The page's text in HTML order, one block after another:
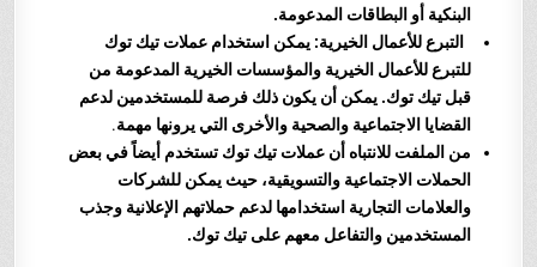
البنكية أو البطاقات المدعومة.
التبرع للأعمال الخيرية: يمكن استخدام عملات تيك توك
للتبرع للأعمال الخيرية والمؤسسات الخيرية المدعومة من
قبل تيك توك. يمكن أن يكون ذلك فرصة للمستخدمين لدعم
القضايا الاجتماعية والصحية والأخرى التي يرونها مهمة.
من الملفت للانتباه أن عملات تيك توك تستخدم أيضاً في بعض
الحملات الاجتماعية والتسويقية، حيث يمكن للشركات
والعلامات التجارية استخدامها لدعم حملاتهم الإعلانية وجذب
المستخدمين والتفاعل معهم على تيك توك.